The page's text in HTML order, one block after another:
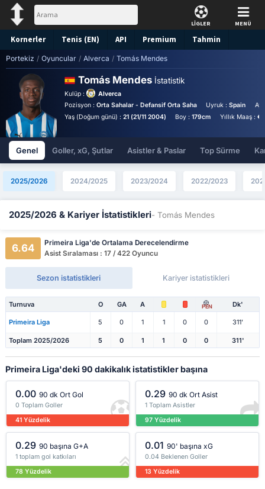
LİGLER MENÜ
Kornerler Tenis (EN) API Premium Tahmin
Portekiz / Oyuncular / Alverca / Tomás Mendes
Tomás Mendes İstatistik
Kulüp :
Alverca
Pozisyon : Orta Sahalar - Defansif Orta Saha Uyruk :Spain
Yaş (Doğum günü) : 21 (21/11 2004) Boy :179cm Yıllık Maaş :
Genel Goller, xG, Şutlar Asistler & Paslar Top Sürme
2025/2026 2024/2025 2023/2024 2022/2023
2025/2026 & Kariyer İstatistikleri- Tomás Mendes
6.64
Primeira Liga'de Ortalama Derecelendirme
Asist Sıralaması : 17 / 422 Oyuncu
Sezon istatistikleri Kariyer istatistikleri
Turnuva O GA A PEN Dk'
Primeira Liga 5 0 1 1 0 0 311'
Toplam 2025/2026 5 0 1 1 0 0 311'
Primeira Liga'deki 90 dakikalık istatistikler başına
0.00 90 dk Ort Gol
0 Toplam Goller
41 Yüzdelik
0.29 90 dk Ort Asist
1 Toplam Asistler
97 Yüzdelik
0.29 90 başına G+A
1 toplam gol katkıları
78 Yüzdelik
0.01 90' başına xG
0.04 Beklenen Goller
13 Yüzdelik